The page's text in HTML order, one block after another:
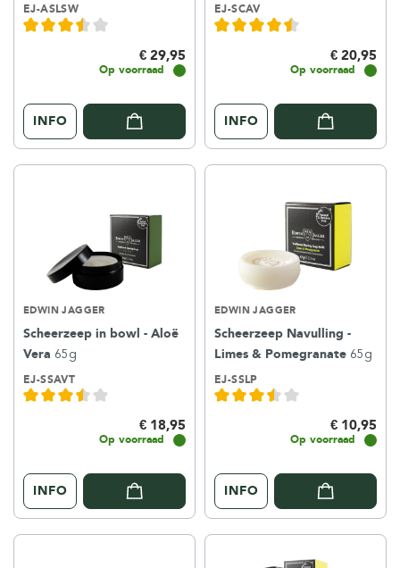
EJ-ASLSW
€ 29,95
Op voorraad
INFO
EJ-SCAV
€ 20,95
Op voorraad
INFO
EDWIN JAGGER
Scheerzeep in bowl - Aloë
Vera 65g
EJ-SSAVT
€ 18,95
Op voorraad
INFO
EDWIN JAGGER
Scheerzeep Navulling -
Limes & Pomegranate 65g
EJ-SSLP
€ 10,95
Op voorraad
INFO